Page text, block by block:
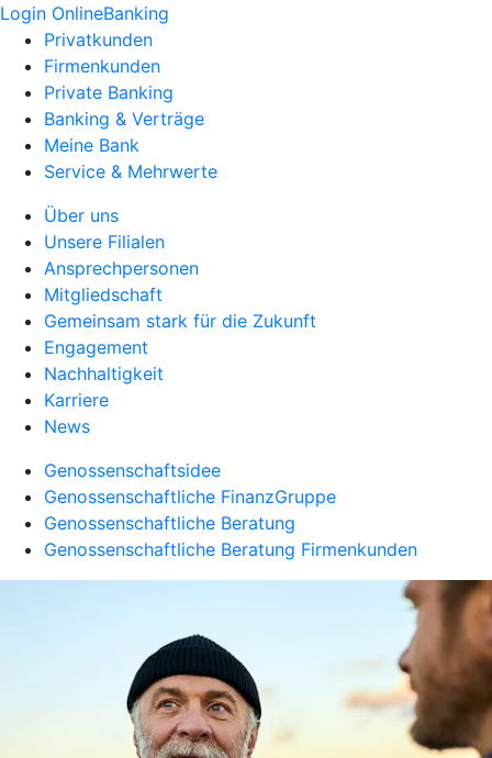
Login OnlineBanking
Privatkunden
Firmenkunden
Private Banking
Banking & Verträge
Meine Bank
Service & Mehrwerte
Über uns
Unsere Filialen
Ansprechpersonen
Mitgliedschaft
Gemeinsam stark für die Zukunft
Engagement
Nachhaltigkeit
Karriere
News
Genossenschaftsidee
Genossenschaftliche FinanzGruppe
Genossenschaftliche Beratung
Genossenschaftliche Beratung Firmenkunden